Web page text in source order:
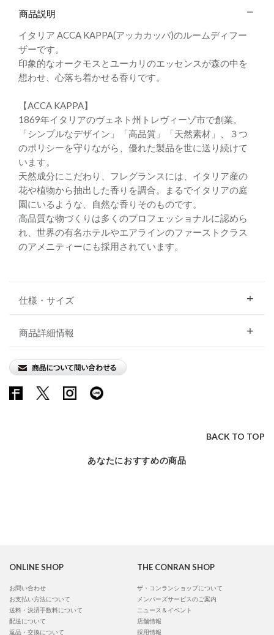
商品説明
イタリア ACCA KAPPA(アッカカッパ)のルームディフー
ザーです。
印象的なオークモスとユーカリのエッセンスが森の中を
想わせ、心落ち着かせる香りです。
【ACCA KAPPA】
1869年イタリアのヴェネト州トレヴィーゾ市で創業。
「シンプルなデザイン」「高品質」「天然素材」、３つ
のポリシーを守りながら、優れた製品を世に送り続けて
います。
天然成分にこだわり、フレグランスには、イタリア産の
花や植物から抽出した香りを調合。まるでイタリアの庭
園にいるような、自然な香りそのものです。
高品質な物づくりは多くのプロフェッショナルに認めら
れ、世界の有名ホテルやエアラインのファーストクラス
のアメニティーにも採用されています。
仕様・サイズ
商品詳細情報
BACK TO TOP
あなたにおすすめの商品
ONLINE SHOP
お問い合わせ
お支払い方法について
送料・決済手数料について
配送について
返品・交換について
THE CONRAN SHOP
ザ・コンランショップについて
メンバーズサービスのご案内
ニュース＆イベント
店舗情報
採用情報